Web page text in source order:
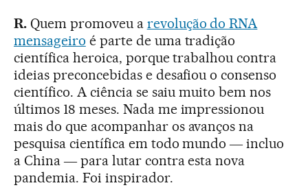
R. Quem promoveu a revolução do RNA
mensageiro é parte de uma tradição
científica heroica, porque trabalhou contra
ideias preconcebidas e desafiou o consenso
científico. A ciência se saiu muito bem nos
últimos 18 meses. Nada me impressionou
mais do que acompanhar os avanços na
pesquisa científica em todo mundo ― incluo
a China ― para lutar contra esta nova
pandemia. Foi inspirador.